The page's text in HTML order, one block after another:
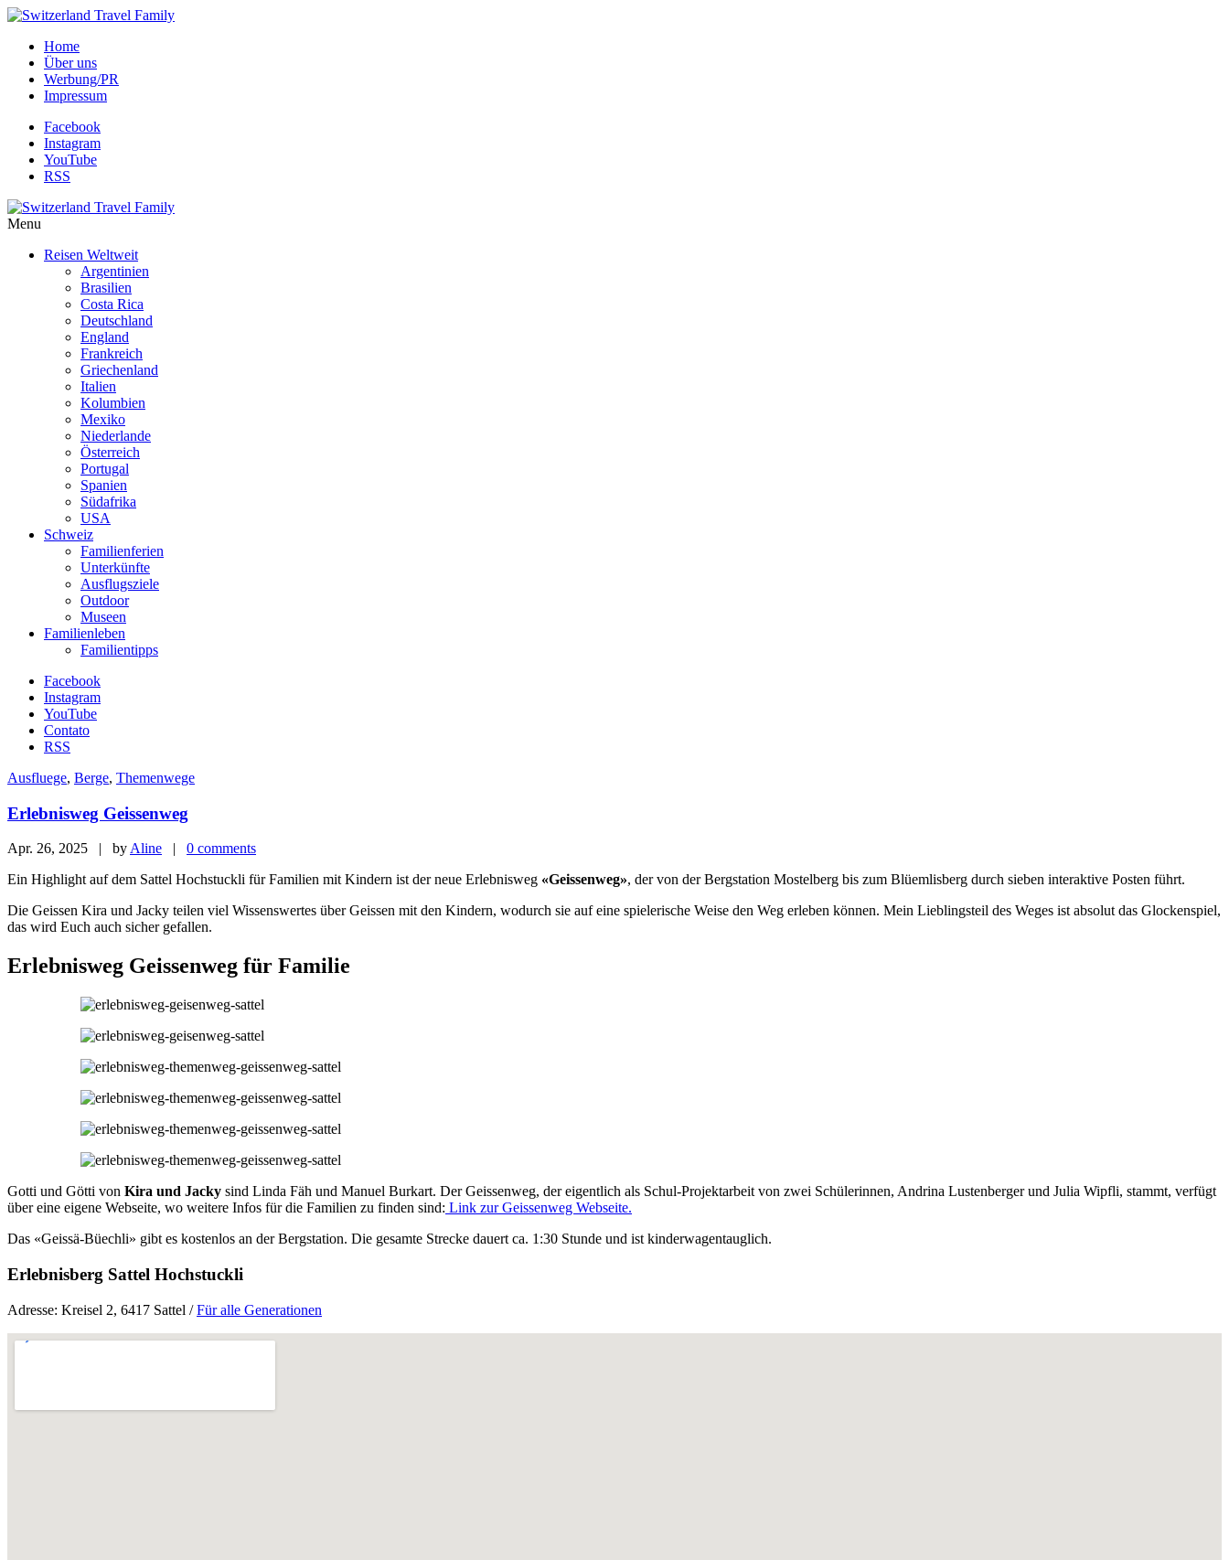
Home
Über uns
Werbung/PR
Impressum
Facebook
Instagram
YouTube
RSS
Menu
Reisen Weltweit
Argentinien
Brasilien
Costa Rica
Deutschland
England
Frankreich
Griechenland
Italien
Kolumbien
Mexiko
Niederlande
Österreich
Portugal
Spanien
Südafrika
USA
Schweiz
Familienferien
Unterkünfte
Ausflugsziele
Outdoor
Museen
Familienleben
Familientipps
Facebook
Instagram
YouTube
Contato
RSS
Ausfluege, Berge, Themenwege
Erlebnisweg Geissenweg
Apr. 26, 2025 | byAline | 0 comments
Ein Highlight auf dem Sattel Hochstuckli für Familien mit Kindern ist der neue Erlebnisweg «Geissenweg», der von der Bergstation Mostelberg bis zum Blüemlisberg durch sieben interaktive Posten führt.
Die Geissen Kira und Jacky teilen viel Wissenswertes über Geissen mit den Kindern, wodurch sie auf eine spielerische Weise den Weg erleben können. Mein Lieblingsteil des Weges ist absolut das Glockenspiel,
das wird Euch auch sicher gefallen.
Erlebnisweg Geissenweg für Familie
Gotti und Götti von Kira und Jacky sind Linda Fäh und Manuel Burkart. Der Geissenweg, der eigentlich als Schul-Projektarbeit von zwei Schülerinnen, Andrina Lustenberger und Julia Wipfli, stammt, verfügt
über eine eigene Webseite, wo weitere Infos für die Familien zu finden sind: Link zur Geissenweg Webseite.
Das «Geissä-Büechli» gibt es kostenlos an der Bergstation. Die gesamte Strecke dauert ca. 1:30 Stunde und ist kinderwagentauglich.
Erlebnisberg Sattel Hochstuckli
Adresse: Kreisel 2, 6417 Sattel /Für alle Generationen